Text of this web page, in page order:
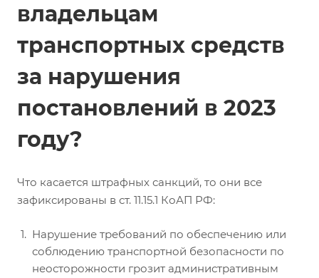
владельцам
транспортных средств
за нарушения
постановлений в 2023
году?
Что касается штрафных санкций, то они все
зафиксированы в ст. 11.15.1 КоАП РФ:
Нарушение требований по обеспечению или
соблюдению транспортной безопасности по
неосторожности грозит административным